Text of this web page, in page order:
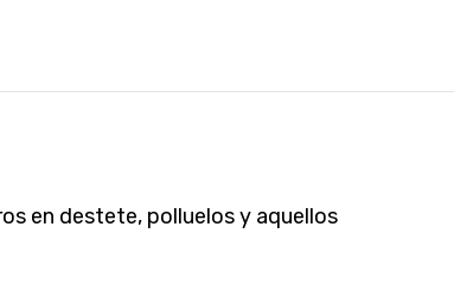
en destete, polluelos y aquellos